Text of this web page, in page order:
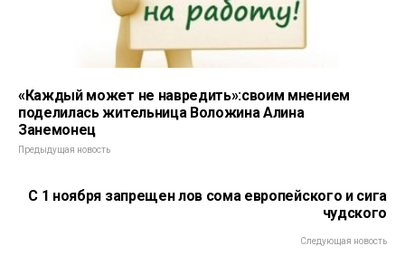
«Каждый может не навредить»:своим мнением
поделилась жительница Воложина Алина
Занемонец
Предыдущая новость
С 1 ноября запрещен лов сома европейского и сига
чудского
Следующая новость